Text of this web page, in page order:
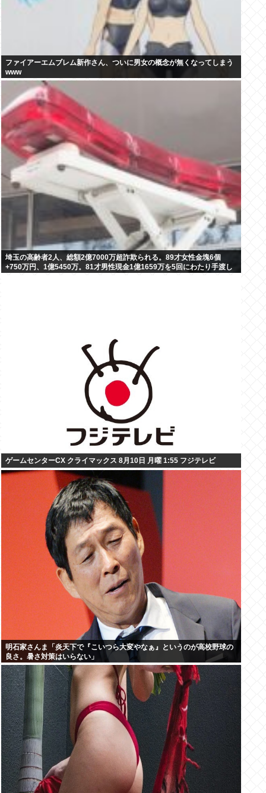
ファイアーエムブレム新作さん、ついに男女の概念が無くなってしまう
www
埼玉の高齢者2人、総額2億7000万超詐欺られる。89才女性金塊6個
+750万円、1億5450万。81才男性現金1億1659万を5回にわたり手渡し
ゲームセンターCX クライマックス 8月10日 月曜 1:55 フジテレビ
明石家さんま「炎天下で『こいつら大変やなぁ』というのが高校野球の
良さ。暑さ対策はいらない」